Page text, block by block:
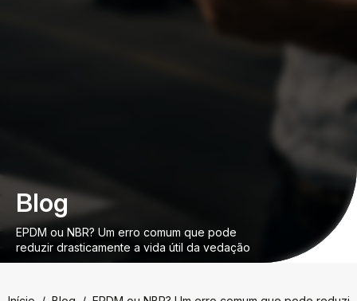
Blog
EPDM ou NBR? Um erro comum que pode
reduzir drasticamente a vida útil da vedação